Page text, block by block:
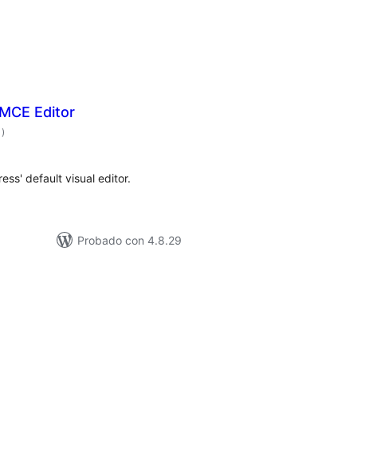
Editor
total
de
)
default visual editor.
Probado con 4.8.29